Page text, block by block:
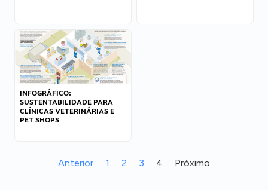
INFOGRÁFICO:
SUSTENTABILIDADE PARA
CLÍNICAS VETERINÁRIAS E
PET SHOPS
Anterior 1 2 3 4 Próximo